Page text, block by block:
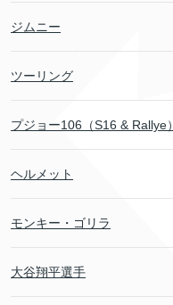
ジムニー
ツーリング
プジョー106（S16 & Rallye）
ヘルメット
モンキー・ゴリラ
大谷翔平選手